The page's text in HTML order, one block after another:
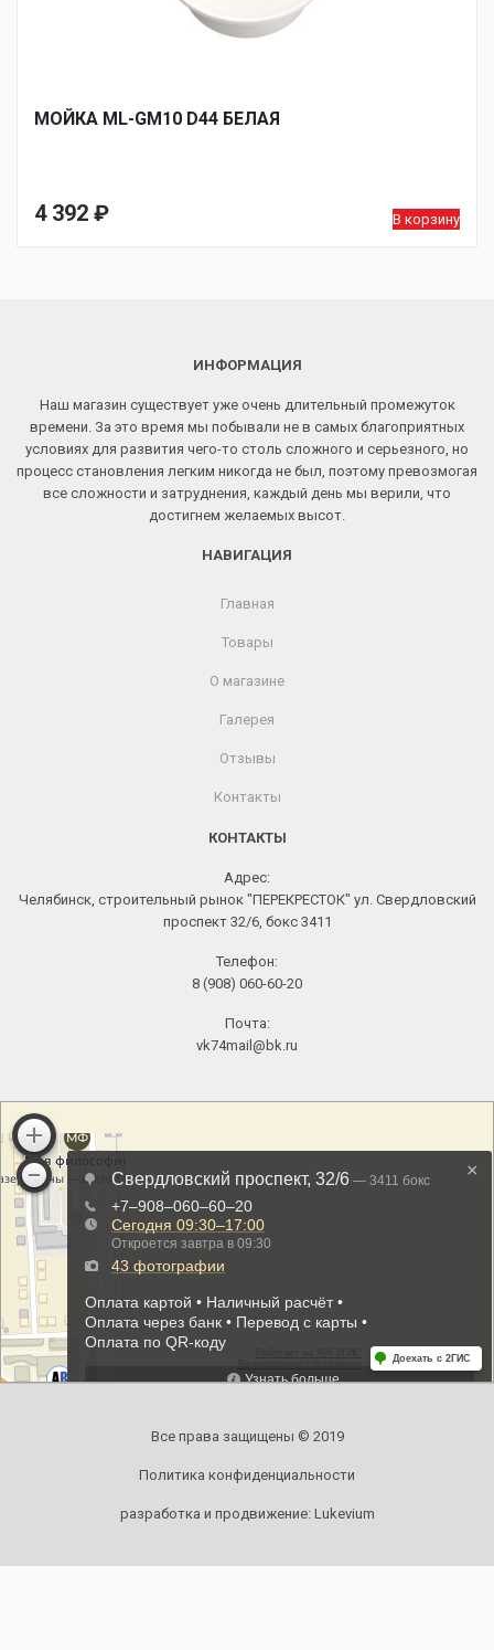
МОЙКA ML-GM10 D44 БЕЛАЯ
4 392 ₽ В корзину
ИНФОРМАЦИЯ
Наш магазин существует уже очень длительный промежуток
времени. За это время мы побывали не в самых благоприятных
условиях для развития чего-то столь сложного и серьезного, но
процесс становления легким никогда не был, поэтому превозмогая
все сложности и затруднения, каждый день мы верили, что
достигнем желаемых высот.
НАВИГАЦИЯ
Главная
Товары
О магазине
Галерея
Отзывы
Контакты
КОНТАКТЫ
Адрес:
Челябинск, строительный рынок "ПЕРЕКРЕСТОК" ул. Свердловский
проспект 32/6, бокс 3411
Телефон:
8 (908) 060-60-20
Почта:
vk74mail@bk.ru
Все права защищены © 2019
Политика конфиденциальности
разработка и продвижение: Lukevium